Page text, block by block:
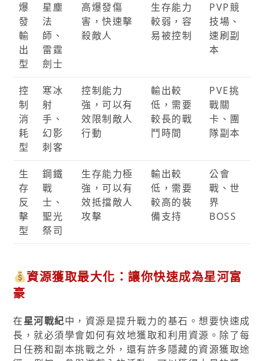
爆
發
輸
出
型
星塵
法
師、
雷霆
劍士
高爆發傷
害，快速擊
殺敵人
生存能力
較弱，容
易被控制
PVP競
技場、
速刷副
本
控
制
消
耗
型
寒冰
射
手、
幻影
刺客
控制能力
強，可以有
效限制敵人
行動
輸出較
低，需要
較長的戰
鬥時間
PVE挑
戰關
卡、團
隊副本
生
存
反
擊
型
鋼鐵
戰
士、
聖光
祭司
生存能力極
強，可以有
效抵擋敵人
攻擊
輸出較
低，需要
較高的裝
備支持
公會
戰、世
界
BOSS
資源獲取最大化：讓你快速成為星河富
豪
在星河戰紀中，資源是提升戰力的基石。想要快速成
長，就必須學會如何有效地獲取和利用資源。除了每
日任務和副本挑戰之外，還有許多隱藏的資源獲取途